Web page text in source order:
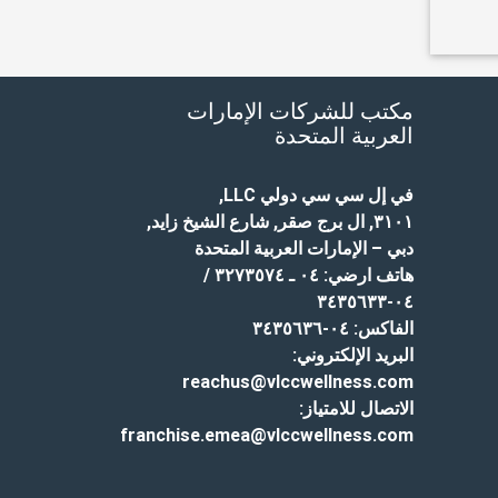
مكتب للشركات الإمارات
العربية المتحدة
في إل سي سي دولي LLC
,
٣١٠١, ال برج صقر, شارع الشيخ زايد,
دبي – الإمارات العربية المتحدة
هاتف ارضي:
٠٤ ـ ٣٢٧٣٥٧٤ /
٠٤-٣٤٣٥٦٣٣
الفاكس:
البريد الإلكتروني:
reachus@vlccwellness.com
الاتصال للامتياز:
franchise.emea@vlccwellness.com